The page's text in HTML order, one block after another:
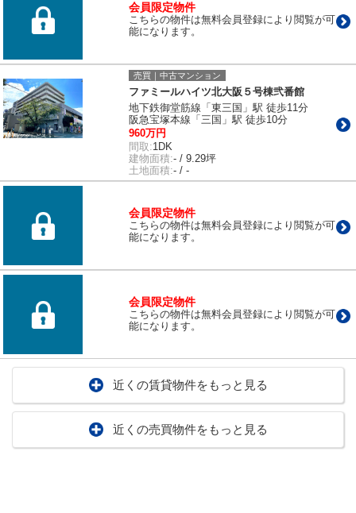
会員限定物件
こちらの物件は無料会員登録により閲覧が可
能になります。
売買｜中古マンション
ファミールハイツ北大阪５号棟弐番館
地下鉄御堂筋線「東三国」駅 徒歩11分
阪急宝塚本線「三国」駅 徒歩10分
960万円
間取:1DK
建物面積:- / 9.29坪
土地面積:- / -
会員限定物件
こちらの物件は無料会員登録により閲覧が可
能になります。
会員限定物件
こちらの物件は無料会員登録により閲覧が可
能になります。
近くの賃貸物件をもっと見る
近くの売買物件をもっと見る